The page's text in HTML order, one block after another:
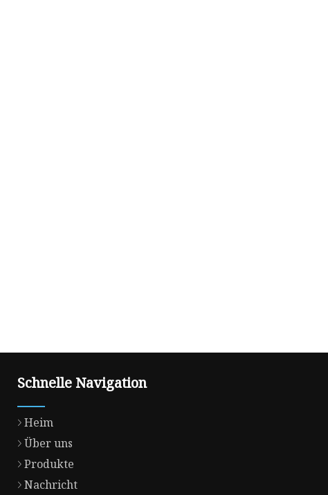
Schnelle Navigation
Heim
Über uns
Produkte
Nachricht